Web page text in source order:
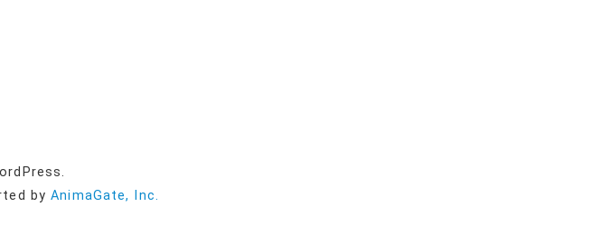
byAnimaGate, Inc.